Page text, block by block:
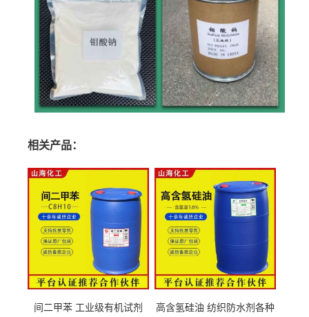
相关产品：
间二甲苯 工业级有机试剂
高含氢硅油 纺织防水剂各种